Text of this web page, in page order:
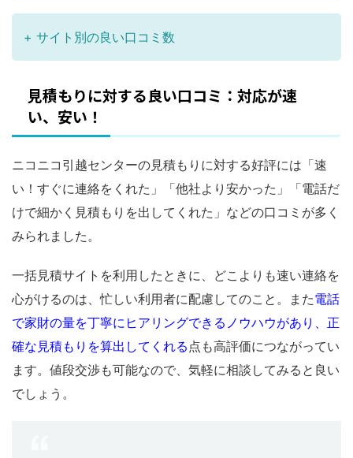
+ サイト別の良い口コミ数
見積もりに対する良い口コミ：対応が速
い、安い！
ニコニコ引越センターの見積もりに対する好評には「速
い！すぐに連絡をくれた」「他社より安かった」「電話だ
けで細かく見積もりを出してくれた」などの口コミが多く
みられました。
一括見積サイトを利用したときに、どこよりも速い連絡を
心がけるのは、忙しい利用者に配慮してのこと。また電話
で家財の量を丁寧にヒアリングできるノウハウがあり、正
確な見積もりを算出してくれる 点も高評価につながってい
ます。値段交渉も可能なので、気軽に相談してみると良い
でしょう。